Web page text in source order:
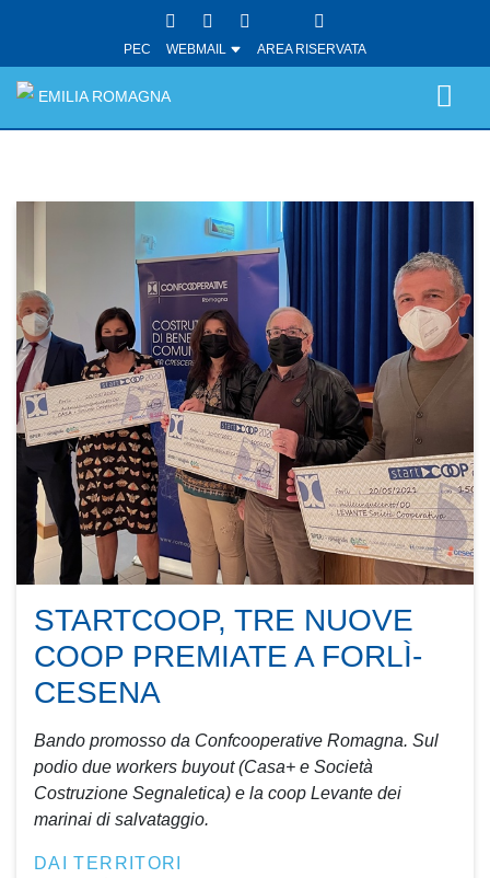
PEC WEBMAIL AREA RISERVATA
EMILIA ROMAGNA
STARTCOOP, TRE NUOVE
COOP PREMIATE A FORLÌ-
CESENA
Bando promosso da Confcooperative Romagna. Sul
podio due workers buyout (Casa+ e Società
Costruzione Segnaletica) e la coop Levante dei
marinai di salvataggio.
DAI TERRITORI